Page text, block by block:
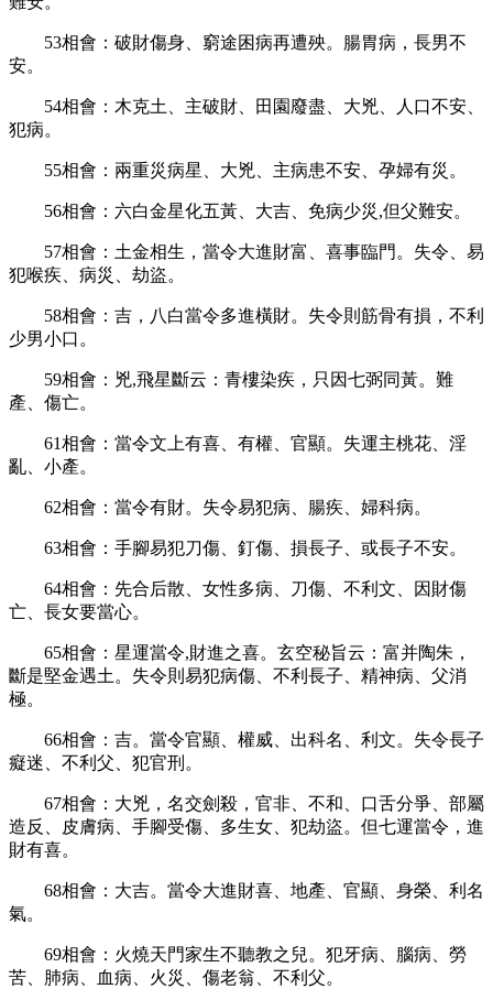
53相會：破財傷身、窮途困病再遭殃。腸胃病，長男不
安。
54相會：木克土、主破財、田園廢盡、大兇、人口不安、
犯病。
55相會：兩重災病星、大兇、主病患不安、孕婦有災。
56相會：六白金星化五黃、大吉、免病少災,但父難安。
57相會：土金相生，當令大進財富、喜事臨門。失令、易
犯喉疾、病災、劫盜。
58相會：吉，八白當令多進橫財。失令則筋骨有損，不利
少男小口。
59相會：兇,飛星斷云：青樓染疾，只因七弼同黃。難
產、傷亡。
61相會：當令文上有喜、有權、官顯。失運主桃花、淫
亂、小產。
62相會：當令有財。失令易犯病、腸疾、婦科病。
63相會：手腳易犯刀傷、釘傷、損長子、或長子不安。
64相會：先合后散、女性多病、刀傷、不利文、因財傷
亡、長女要當心。
65相會：星運當令,財進之喜。玄空秘旨云：富并陶朱，
斷是堅金遇土。失令則易犯病傷、不利長子、精神病、父消
極。
66相會：吉。當令官顯、權威、出科名、利文。失令長子
癡迷、不利父、犯官刑。
67相會：大兇，名交劍殺，官非、不和、口舌分爭、部屬
造反、皮膚病、手腳受傷、多生女、犯劫盜。但七運當令，進
財有喜。
68相會：大吉。當令大進財喜、地產、官顯、身榮、利名
氣。
69相會：火燒天門家生不聽教之兒。犯牙病、腦病、勞
苦、肺病、血病、火災、傷老翁、不利父。